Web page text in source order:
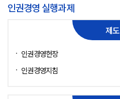
인권경영 실행과제
제도
인권경영헌장
인권경영지침